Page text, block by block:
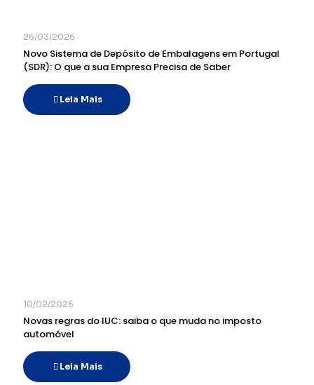
26/03/2026
Novo Sistema de Depósito de Embalagens em Portugal
(SDR): O que a sua Empresa Precisa de Saber
Leia Mais
10/02/2026
Novas regras do IUC: saiba o que muda no imposto
automóvel
Leia Mais